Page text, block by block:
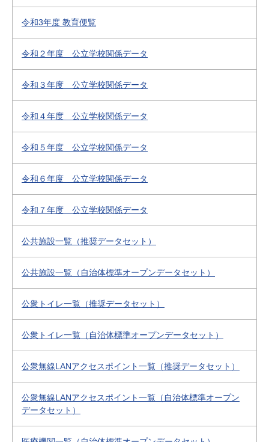
令和3年度 教育便覧
令和２年度 公立学校関係データ
令和３年度 公立学校関係データ
令和４年度 公立学校関係データ
令和５年度 公立学校関係データ
令和６年度 公立学校関係データ
令和７年度 公立学校関係データ
公共施設一覧（推奨データセット）
公共施設一覧（自治体標準オープンデータセット）
公衆トイレ一覧（推奨データセット）
公衆トイレ一覧（自治体標準オープンデータセット）
公衆無線LANアクセスポイント一覧（推奨データセット）
公衆無線LANアクセスポイント一覧（自治体標準オープン
データセット）